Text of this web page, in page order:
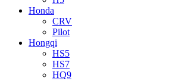
Honda
CRV
Pilot
Hongqi
HS5
HS7
HQ9